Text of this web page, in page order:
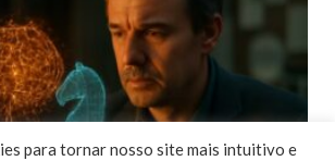
para tornar nosso site mais intuitivo e